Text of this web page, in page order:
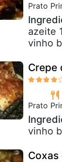
Prato
azeite
vinho
Crepe
Prato
vinho